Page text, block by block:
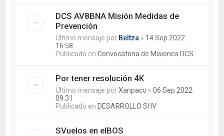
DCS AV8BNA Misión Medidas de
Prevención
Último mensaje por Beltza « 14 Sep 2022
16:58
Publicado enConvocatoria de Misiones DCS
Por tener resolución 4K
Último mensaje porXanpaco «06 Sep 2022
09:31
Publicado en DESARROLLO SHV
SVuelos en elBOS